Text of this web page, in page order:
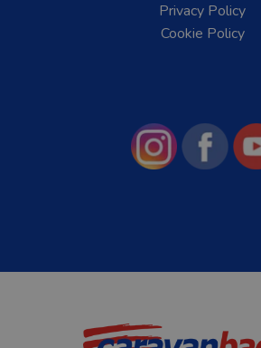
Privacy Policy
Cookie Policy